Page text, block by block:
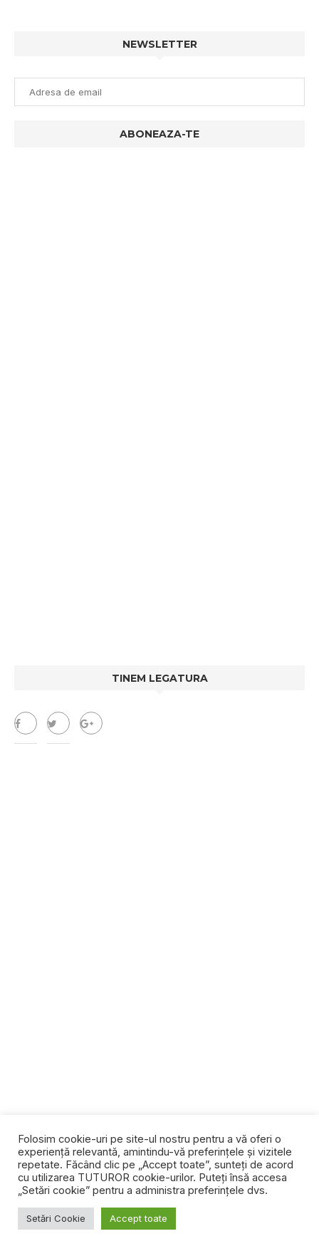
NEWSLETTER
TINEM LEGATURA
Folosim cookie-uri pe site-ul nostru pentru a vă oferi o
experiență relevantă, amintindu-vă preferințele și vizitele
repetate. Făcând clic pe „Accept toate”, sunteți de acord
cu utilizarea TUTUROR cookie-urilor. Puteți însă accesa
„Setări cookie” pentru a administra preferințele dvs.
Setări Cookie Accept toate